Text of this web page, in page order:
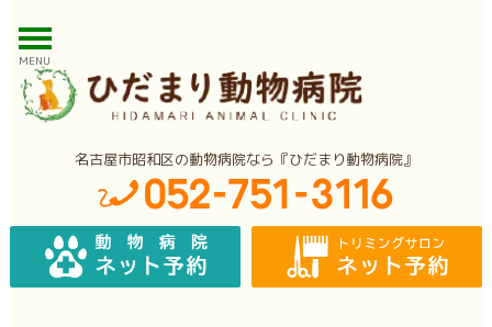
MENU
名古屋市昭和区の動物病院なら『ひだまり動物病院』